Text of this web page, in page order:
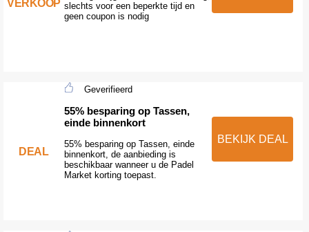
VERKOOP slechts voor een beperkte tijd en
geen coupon is nodig
DEAL
Geverifieerd
55% besparing op Tassen,
einde binnenkort
55% besparing op Tassen, einde
binnenkort, de aanbieding is
beschikbaar wanneer u de Padel
Market korting toepast.
BEKIJK DEAL